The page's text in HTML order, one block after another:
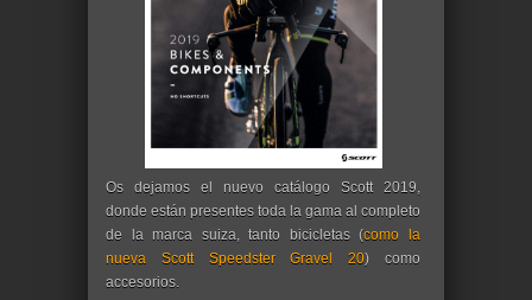
Os dejamos el nuevo catálogo Scott 2019,
donde están presentes toda la gama al completo
de la marca suiza, tanto bicicletas (como la
nueva Scott Speedster Gravel 20) como
accesorios.